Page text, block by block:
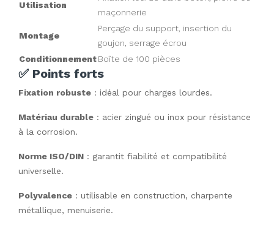
Utilisation
maçonnerie
Montage
Perçage du support, insertion du
goujon, serrage écrou
ConditionnementBoîte de 100 pièces
✅ Points forts
Fixation robuste : idéal pour charges lourdes.
Matériau durable : acier zingué ou inox pour résistance
à la corrosion.
Norme ISO/DIN : garantit fiabilité et compatibilité
universelle.
Polyvalence : utilisable en construction, charpente
métallique, menuiserie.